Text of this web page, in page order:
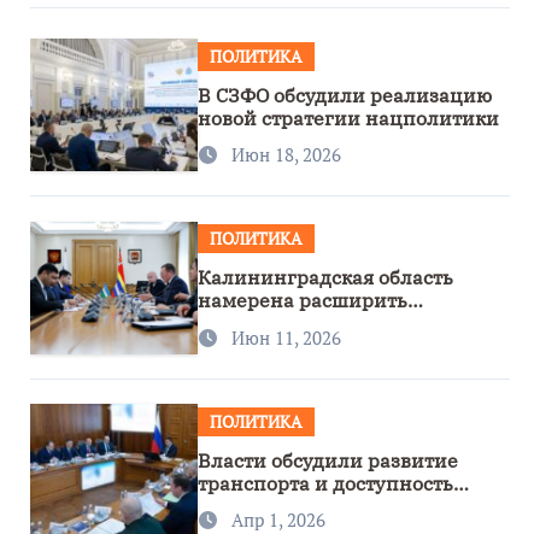
ПОЛИТИКА
В СЗФО обсудили реализацию
новой стратегии нацполитики
Июн 18, 2026
ПОЛИТИКА
Калининградская область
намерена расширить
сотрудничество с Узбекистаном
Июн 11, 2026
ПОЛИТИКА
Власти обсудили развитие
транспорта и доступность
региона
Апр 1, 2026